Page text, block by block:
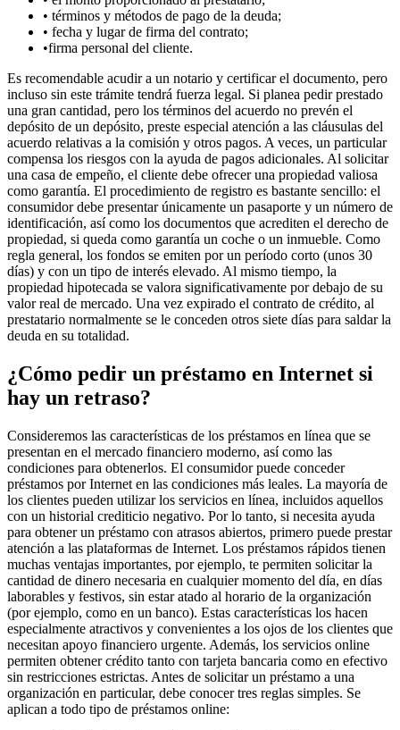
• términos y métodos de pago de la deuda;
• fecha y lugar de firma del contrato;
•firma personal del cliente.
Es recomendable acudir a un notario y certificar el documento, pero
incluso sin este trámite tendrá fuerza legal. Si planea pedir prestado
una gran cantidad, pero los términos del acuerdo no prevén el
depósito de un depósito, preste especial atención a las cláusulas del
acuerdo relativas a la comisión y otros pagos. A veces, un particular
compensa los riesgos con la ayuda de pagos adicionales. Al solicitar
una casa de empeño, el cliente debe ofrecer una propiedad valiosa
como garantía. El procedimiento de registro es bastante sencillo: el
consumidor debe presentar únicamente un pasaporte y un número de
identificación, así como los documentos que acrediten el derecho de
propiedad, si queda como garantía un coche o un inmueble. Como
regla general, los fondos se emiten por un período corto (unos 30
días) y con un tipo de interés elevado. Al mismo tiempo, la
propiedad hipotecada se valora significativamente por debajo de su
valor real de mercado. Una vez expirado el contrato de crédito, al
prestatario normalmente se le conceden otros siete días para saldar la
deuda en su totalidad.
¿Cómo pedir un préstamo en Internet si
hay un retraso?
Consideremos las características de los préstamos en línea que se
presentan en el mercado financiero moderno, así como las
condiciones para obtenerlos. El consumidor puede conceder
préstamos por Internet en las condiciones más leales. La mayoría de
los clientes pueden utilizar los servicios en línea, incluidos aquellos
con un historial crediticio negativo. Por lo tanto, si necesita ayuda
para obtener un préstamo con atrasos abiertos, primero puede prestar
atención a las plataformas de Internet. Los préstamos rápidos tienen
muchas ventajas importantes, por ejemplo, te permiten solicitar la
cantidad de dinero necesaria en cualquier momento del día, en días
laborables y festivos, sin estar atado al horario de la organización
(por ejemplo, como en un banco). Estas características los hacen
especialmente atractivos y convenientes a los ojos de los clientes que
necesitan apoyo financiero urgente. Además, los servicios online
permiten obtener crédito tanto con tarjeta bancaria como en efectivo
sin restricciones estrictas. Antes de solicitar un préstamo a una
organización en particular, debe conocer tres reglas simples. Se
aplican a todo tipo de préstamos online: